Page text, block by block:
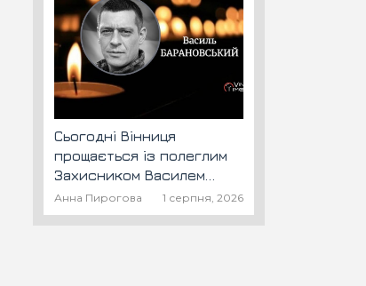
Сьогодні Вінниця
прощається із полеглим
Захисником Василем
Барановським "Шторм"
Анна Пирогова 1 серпня, 2026